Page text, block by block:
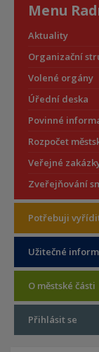
Menu
Aktuality
Organizační
Volené orgány
Úřední deska
Povinné
Rozpočet
Veřejné
Zveřejňování
Potřebuji
Užitečné
O městské části
Přihlásit se